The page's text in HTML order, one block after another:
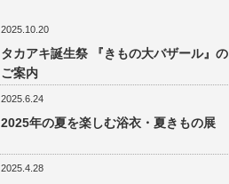
2025.10.20
タカアキ誕生祭 『きもの大バザール』の
ご案内
2025.6.24
2025年の夏を楽しむ浴衣・夏きもの展
2025.4.28